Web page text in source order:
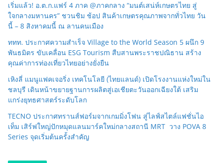
เริ่มแล้ว! อ.ต.ก.แฟร์ 4 ภาค @ภาคกลาง “มนต์เสน่ห์เกษตรไทย สู่
ใจกลางมหานคร” ชวนชิม ช้อป สินค้าเกษตรคุณภาพจากทั่วไทย วัน
นี้ – 8 สิงหาคมนี้ ณ ลานคนเมือง
ททท. ประกาศความสำเร็จ Village to the World Season 5 ผนึก 9
พันธมิตร ขับเคลื่อน ESG Tourism สืบสานพระราชปณิธาน สร้าง
คุณค่าการท่องเที่ยวไทยอย่างยั่งยืน
เหิงลี่ แมนูแฟคเจอริ่ง เทคโนโลยี (ไทยแลนด์) เปิดโรงงานแห่งใหม่ใน
ชลบุรี เดินหน้าขยายฐานการผลิตสู่เอเชียตะวันออกเฉียงใต้ เสริม
แกร่งยุทธศาสตร์ระดับโลก
TECNO ประกาศทรานส์ฟอร์มจากเกมมิ่งโฟน สู่ไลฟ์สไตล์แฟชั่นไอ
เท็ม เสิร์ฟใหญ่ปักหมุดแลนมาร์คใหม่กลางสถานี MRT วาง POVA 8
Series จุดเริ่มต้นครั้งสำคัญ